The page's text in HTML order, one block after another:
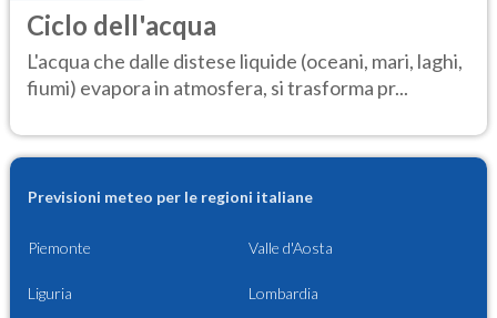
Ciclo dell'acqua
L'acqua che dalle distese liquide (oceani, mari, laghi,
fiumi) evapora in atmosfera, si trasforma pr...
Previsioni meteo per le regioni italiane
Piemonte Valle d'Aosta
Liguria Lombardia